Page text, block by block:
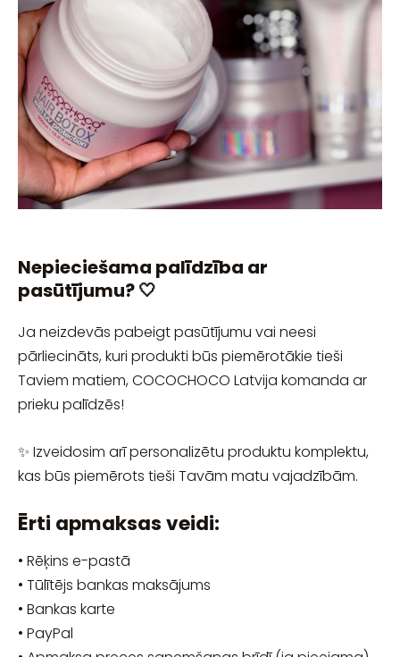
Nepieciešama palīdzība ar
pasūtījumu? 🤍
Ja neizdevās pabeigt pasūtījumu vai neesi
pārliecināts, kuri produkti būs piemērotākie tieši
Taviem matiem, COCOCHOCO Latvija komanda ar
prieku palīdzēs!
✨ Izveidosim arī personalizētu produktu komplektu,
kas būs piemērots tieši Tavām matu vajadzībām.
Ērti apmaksas veidi:
• Rēķins e-pastā
• Tūlītējs bankas maksājums
• Bankas karte
• PayPal